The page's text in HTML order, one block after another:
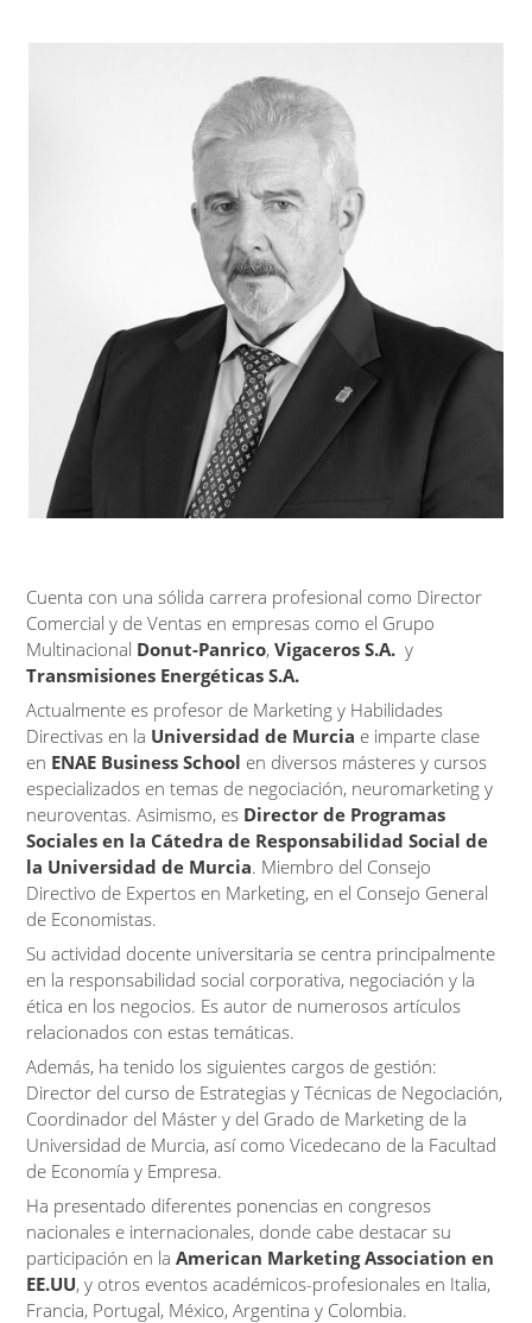
Cuenta con una sólida carrera profesional como Director
Comercial y de Ventas en empresas como el Grupo
Multinacional Donut-Panrico,Vigaceros S.A. y
Transmisiones Energéticas S.A.
Actualmente es profesor de Marketing y Habilidades
Directivas en la Universidad de Murcia e imparte clase
en ENAE Business School en diversos másteres y cursos
especializados en temas de negociación, neuromarketing y
neuroventas. Asimismo, es Director de Programas
Sociales en la Cátedra de Responsabilidad Social de
la Universidad de Murcia. Miembro del Consejo
Directivo de Expertos en Marketing, en el Consejo General
de Economistas.
Su actividad docente universitaria se centra principalmente
en la responsabilidad social corporativa, negociación y la
ética en los negocios. Es autor de numerosos artículos
relacionados con estas temáticas.
Además, ha tenido los siguientes cargos de gestión:
Director del curso de Estrategias y Técnicas de Negociación,
Coordinador del Máster y del Grado de Marketing de la
Universidad de Murcia, así como Vicedecano de la Facultad
de Economía y Empresa.
Ha presentado diferentes ponencias en congresos
nacionales e internacionales, donde cabe destacar su
participación en laAmerican Marketing Association en
EE.UU, y otros eventos académicos-profesionales en Italia,
Francia, Portugal, México, Argentina y Colombia.